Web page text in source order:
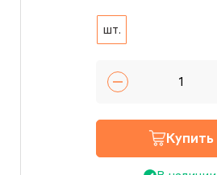
шт.
Купить